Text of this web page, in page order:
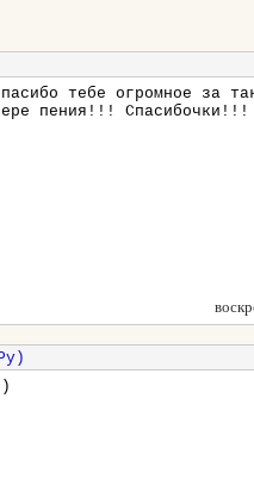
тебе огромное за
пения!!! Спасибочки!!!